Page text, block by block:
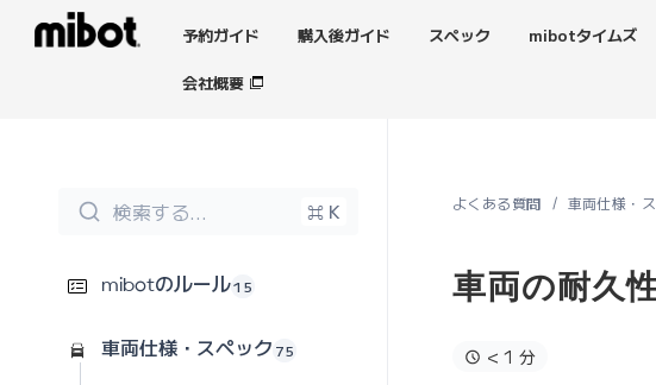
予約ガイド 購入後ガイド スペック mibotタイムズ
会社概要
検索する... ⌘ K
mibotのルール15
車両仕様・スペック 75
よくある質問 車両仕様・
車両の耐久
< 1 分